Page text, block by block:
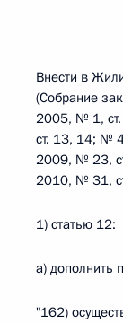
Внести в
(Собрание
2005, № 1,
ст. 13, 14; №
2009, № 23,
2010, № 31,
1) статью 12:
а) дополнить
"162)